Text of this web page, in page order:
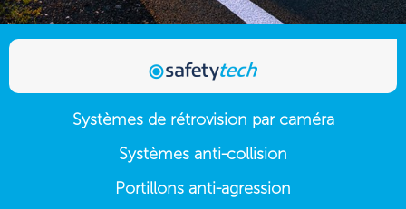
Systèmes de rétrovision par caméra
Systèmes anti-collision
Portillons anti-agression